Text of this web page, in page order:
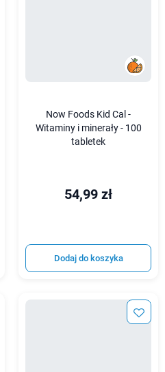
Now Foods Kid Cal -
Witaminy i minerały - 100
tabletek
54,99 zł
Dodaj do koszyka